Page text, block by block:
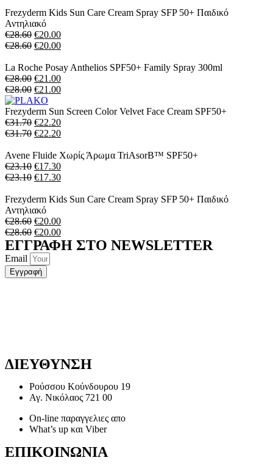
Frezyderm Kids Sun Care Cream Spray SFP 50+ Παιδικό
Αντηλιακό
€28.60 €20.00
€28.60 €20.00
La Roche Posay Anthelios SPF50+ Family Spray 300ml
€28.00 €21.00
€28.00 €21.00
Frezyderm Sun Screen Color Velvet Face Cream SPF50+
€31.70 €22.20
€31.70 €22.20
Avene Fluide Xωρίς Άρωμα TriAsorB™ SPF50+
€23.10 €17.30
€23.10 €17.30
Frezyderm Kids Sun Care Cream Spray SFP 50+ Παιδικό
Αντηλιακό
€28.60 €20.00
€28.60 €20.00
ΕΓΓΡΑΦΗ ΣΤΟ NEWSLETTER
Email
Εγγραφή
ΔΙΕΥΘΥΝΣΗ
Ρούσσου Κούνδουρου 19
Αγ. Νικόλαος 721 00
On-line παραγγελιες απο
What’s up και Viber
ΕΠΙΚΟΙΝΩΝΙΑ